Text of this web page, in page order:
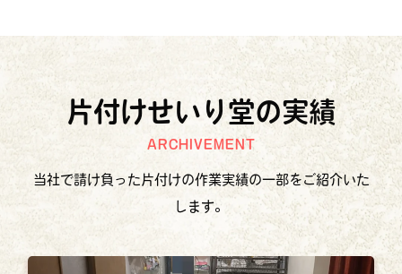
片付けせいり堂の実績
ARCHIVEMENT
当社で請け負った片付けの作業実績の一部をご紹介いた
します。